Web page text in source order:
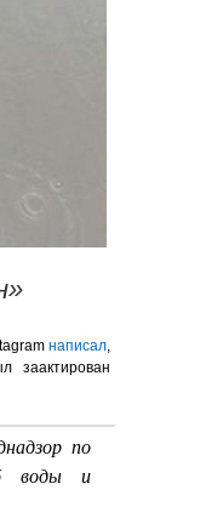
написал,
заактирован
по
воды и